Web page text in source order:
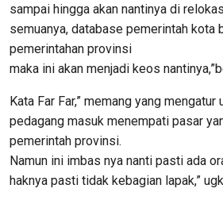
sampai hingga akan nantinya di
semuanya, database pemerintah kota
pemerintahan provinsi
maka ini akan menjadi keos
Kata Far Far,” memang yang
pedagang masuk menempati pasar
pemerintah provinsi.
Namun ini imbas nya nanti pasti ada
haknya pasti tidak kebagian lapak,”